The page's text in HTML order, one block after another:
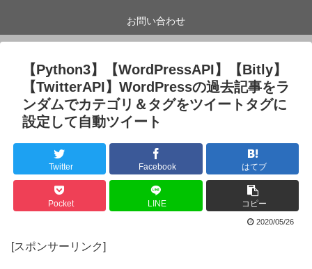
お問い合わせ
【Python3】【WordPressAPI】【Bitly】
【TwitterAPI】WordPressの過去記事をラ
ンダムでカテゴリ＆タグをツイートタグに
設定して自動ツイート
Twitter Facebook はてブ
Pocket LINE コピー
2020/05/26
[スポンサーリンク]